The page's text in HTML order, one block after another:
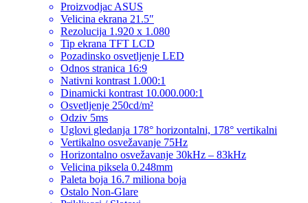
Proizvodjac ASUS
Velicina ekrana 21.5″
Rezolucija 1.920 x 1.080
Tip ekrana TFT LCD
Pozadinsko osvetljenje LED
Odnos stranica 16:9
Nativni kontrast 1.000:1
Dinamicki kontrast 10.000.000:1
Osvetljenje 250cd/m²
Odziv 5ms
Uglovi gledanja 178° horizontalni, 178° vertikalni
Vertikalno osvežavanje 75Hz
Horizontalno osvežavanje 30kHz – 83kHz
Velicina piksela 0.248mm
Paleta boja 16.7 miliona boja
Ostalo Non-Glare